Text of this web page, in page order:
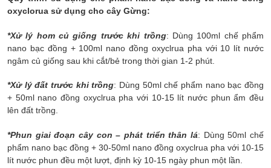
oxyclorua sử dụng cho cây Gừng:
*Xử lý hom củ giống trước khi trồng: Dùng 100ml chế phẩm
nano bạc đồng + 100ml nano đồng oxyclrua pha với 10 lít nước
ngâm củ giống sau khi cắt/bẻ trong thời gian 1-2 phút.
*Xử lý đất trước khi trồng: Dùng 50ml chế phẩm nano bạc đồng
+ 50ml nano đồng oxyclrua pha với 10-15 lít nước phun ẩm đều
lên đất trồng.
*Phun giai đoạn cây con – phát triển thân lá: Dùng 50ml chế
phẩm nano bạc đồng + 30-50ml nano đồng oxyclrua pha với 10-15
lít nước phun đều một lượt, định kỳ 10-15 ngày phun một lần.